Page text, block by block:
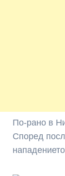
По-рано в
Според